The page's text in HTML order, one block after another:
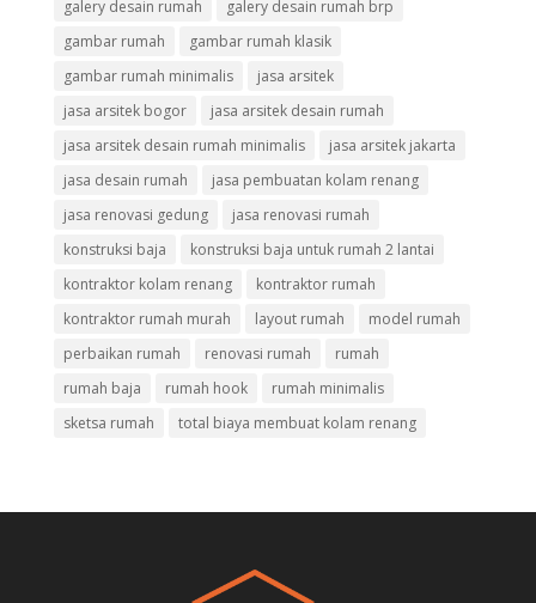
galery desain rumah
galery desain rumah brp
gambar rumah
gambar rumah klasik
gambar rumah minimalis
jasa arsitek
jasa arsitek bogor
jasa arsitek desain rumah
jasa arsitek desain rumah minimalis
jasa arsitek jakarta
jasa desain rumah
jasa pembuatan kolam renang
jasa renovasi gedung
jasa renovasi rumah
konstruksi baja
konstruksi baja untuk rumah 2 lantai
kontraktor kolam renang
kontraktor rumah
kontraktor rumah murah
layout rumah
model rumah
perbaikan rumah
renovasi rumah
rumah
rumah baja
rumah hook
rumah minimalis
sketsa rumah
total biaya membuat kolam renang